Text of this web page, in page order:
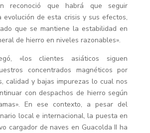
reconoció que habrá que seguir
evolución de esta crisis y sus efectos,
que se mantiene la estabilidad en
de hierro en niveles razonables».
«los clientes asiáticos siguen
concentrados magnéticos por
calidad y bajas impurezas lo cual nos
con despachos de hierro según
En ese contexto, a pesar del
local e internacional, la puesta en
cargador de naves en Guacolda II ha